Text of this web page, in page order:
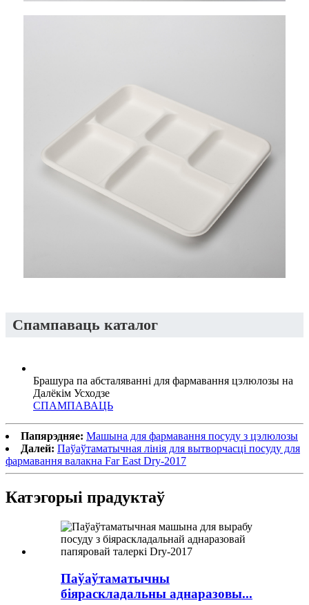
Спампаваць каталог
Брашура па абсталяванні для фармавання цэлюлозы на
Далёкім Усходзе
СПАМПАВАЦЬ
Папярэдняе: Машына для фармавання посуду з цэлюлозы
Далей: Паўаўтаматычная лінія для вытворчасці посуду для
фармавання валакна Far East Dry-2017
Катэгорыі прадуктаў
Паўаўтаматычны
біяраскладальны аднаразовы...